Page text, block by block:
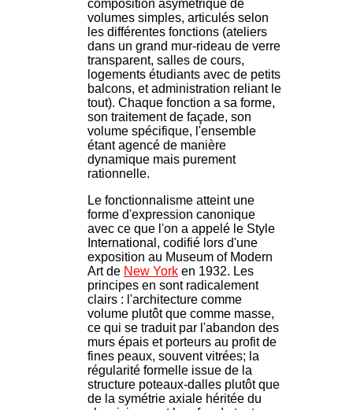
composition asymétrique de
volumes simples, articulés selon
les différentes fonctions (ateliers
dans un grand mur-rideau de verre
transparent, salles de cours,
logements étudiants avec de petits
balcons, et administration reliant le
tout). Chaque fonction a sa forme,
son traitement de façade, son
volume spécifique, l'ensemble
étant agencé de manière
dynamique mais purement
rationnelle.
Le fonctionnalisme atteint une
forme d'expression canonique
avec ce que l'on a appelé le Style
International, codifié lors d'une
exposition au Museum of Modern
Art de New York en 1932. Les
principes en sont radicalement
clairs : l'architecture comme
volume plutôt que comme masse,
ce qui se traduit par l'abandon des
murs épais et porteurs au profit de
fines peaux, souvent vitrées; la
régularité formelle issue de la
structure poteaux-dalles plutôt que
de la symétrie axiale héritée du